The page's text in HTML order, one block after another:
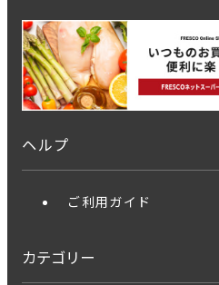
ヘルプ
ご利用ガイド
カテゴリー